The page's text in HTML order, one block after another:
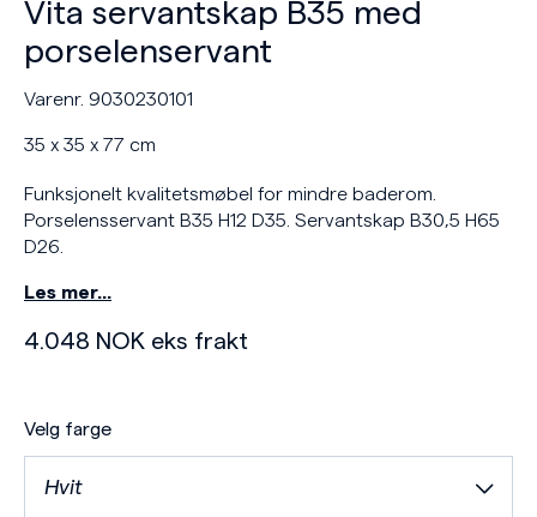
Vita servantskap B35 med
porselenservant
Varenr. 9030230101
35 x 35 x 77 cm
Funksjonelt kvalitetsmøbel for mindre baderom.
Porselensservant B35 H12 D35. Servantskap B30,5 H65
D26.
Les mer…
4.048 NOK eks frakt
Velg farge
Hvit